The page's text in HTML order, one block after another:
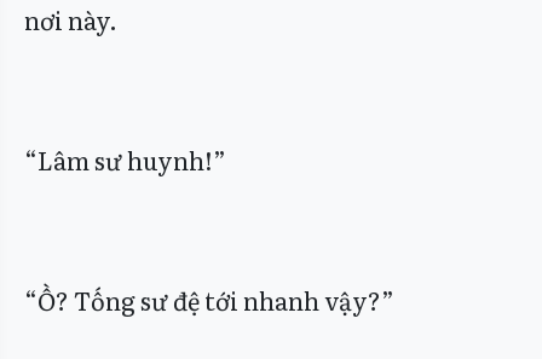
nơi này.
“Lâm sư huynh!”
“Ồ? Tống sư đệ tới nhanh vậy?”